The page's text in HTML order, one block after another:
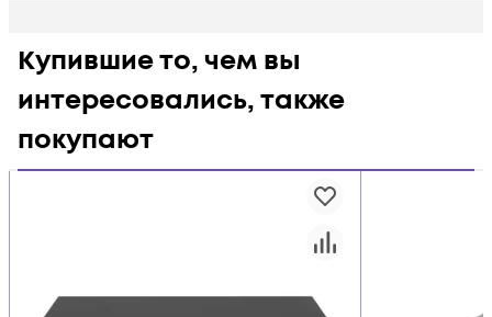
Купившие то, чем вы
интересовались, также
покупают